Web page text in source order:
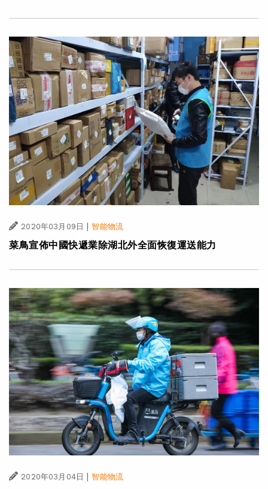
2020年03月09日 | 智能物流
菜鳥宣佈中國快遞業除湖北外全面恢復運送能力
2020年03月04日 | 智能物流